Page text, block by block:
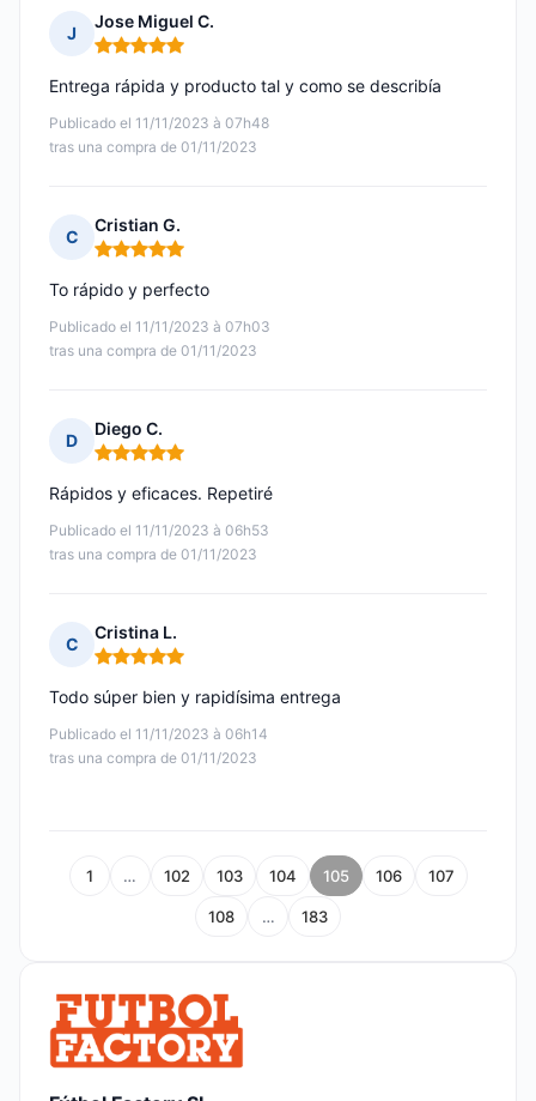
J
Jose Miguel C.
Nota: 5 de 5
Publicado el 11/11/2023 à 07h48
tras una compra de 01/11/2023
Entrega rápida y producto tal y como se describía
C
Cristian G.
Nota: 5 de 5
Publicado el 11/11/2023 à 07h03
tras una compra de 01/11/2023
To rápido y perfecto
D
Diego C.
Nota: 5 de 5
Publicado el 11/11/2023 à 06h53
tras una compra de 01/11/2023
Rápidos y eficaces. Repetiré
C
Cristina L.
Nota: 5 de 5
Publicado el 11/11/2023 à 06h14
tras una compra de 01/11/2023
Todo súper bien y rapidísima entrega
1 … 102 103 104 105 106 107
108 … 183